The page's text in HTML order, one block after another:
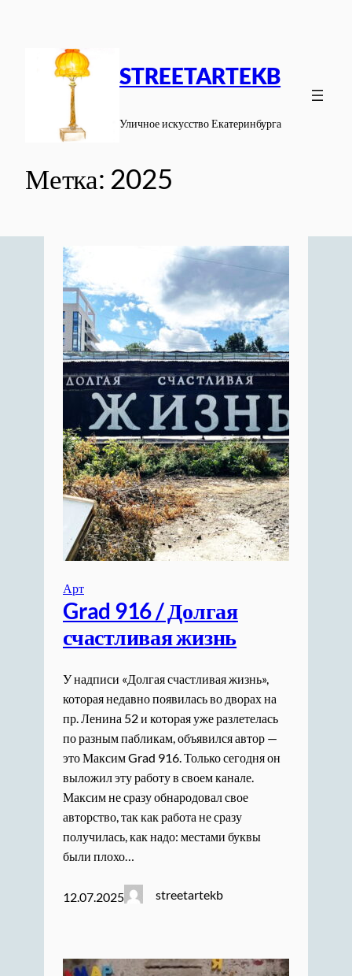
содержимому
STREETARTEKB
Уличное искусство Екатеринбурга
Метка: 2025
Арт
Grad 916 / Долгая
счастливая жизнь
У надписи «Долгая счастливая жизнь»,
которая недавно появилась во дворах на
пр. Ленина 52 и которая уже разлетелась
по разным пабликам, объявился автор —
это Максим Grad 916. Только сегодня он
выложил эту работу в своем канале.
Максим не сразу обнародовал свое
авторство, так как работа не сразу
получилась, как надо: местами буквы
были плохо…
12.07.2025 streetartekb